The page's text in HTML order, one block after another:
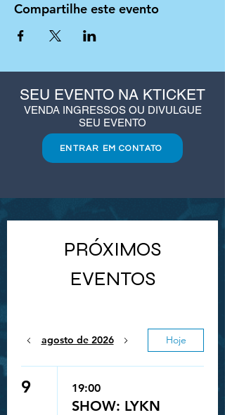
Compartilhe este evento
SEU EVENTO NA KTICKET
VENDA INGRESSOS OU DIVULGUE
SEU EVENTO
ENTRAR EM CONTATO
PRÓXIMOS
EVENTOS
agosto de 2026 Hoje
9 19:00
SHOW: LYKN